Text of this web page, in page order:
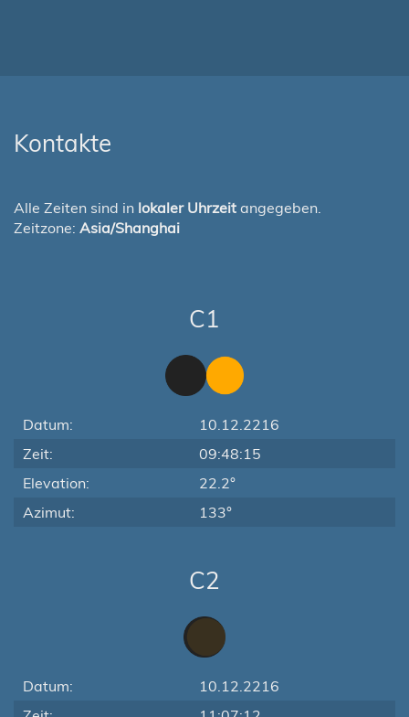
Kontakte
Alle Zeiten sind in lokaler Uhrzeit angegeben.
Zeitzone: Asia/Shanghai
C1
Datum:
10.12.2216
Zeit:
09:48:15
Elevation:
22.2°
Azimut:
133°
C2
Datum:
10.12.2216